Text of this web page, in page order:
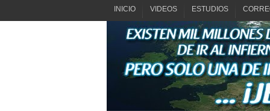
INICIO VIDEOS ESTUDIOS